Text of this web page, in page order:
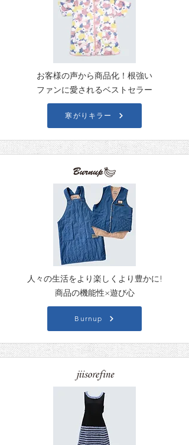
お客様の声から商品化！根強い
ファンに愛されるベストセラー
寒がりキラー
人々の生活をより楽しくより豊かに!
商品の機能性×遊び心
Burnup